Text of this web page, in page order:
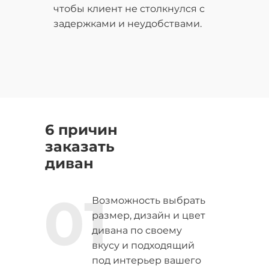
чтобы клиент не столкнулся с
задержками и неудобствами.
6 причин
заказать
диван
Возможность выбрать
размер, дизайн и цвет
дивана по своему
вкусу и подходящий
под интерьер вашего
01